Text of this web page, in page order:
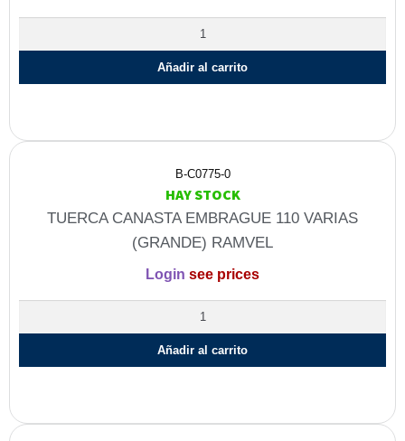
Añadir al carrito
B-C0775-0
HAY STOCK
TUERCA CANASTA EMBRAGUE 110 VARIAS
(GRANDE) RAMVEL
Login see prices
Añadir al carrito